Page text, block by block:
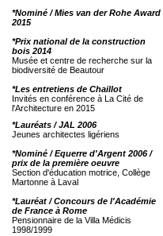
*Nominé / Mies van der Rohe Award
2015
*Prix national de la construction
bois 2014
Musée et centre de recherche sur la
biodiversité de Beautour
*Les entretiens de Chaillot
Invités en conférence à La Cité de
l'Architecture en 2015
*Lauréats / JAL 2006
Jeunes architectes ligériens
*Nominé / Equerre d'Argent 2006 /
prix de la première oeuvre
Section d'éducation motrice, Collège
Martonne à Laval
*Lauréat / Concours de l'Académie
de France à Rome
Pensionnaire de la Villa Médicis
1998/1999